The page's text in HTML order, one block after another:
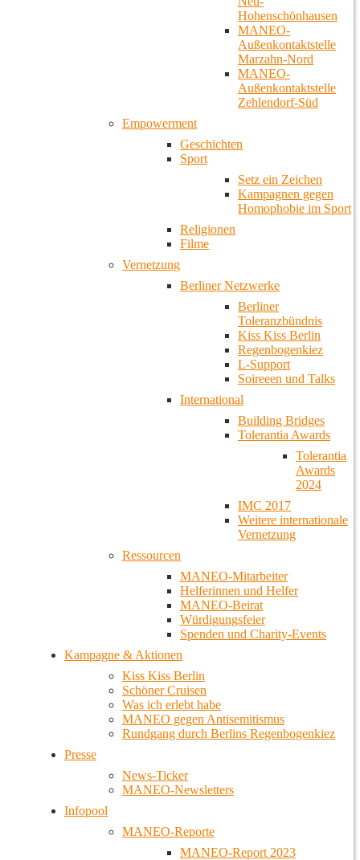
Hohenschönhausen
MANEO-
Außenkontaktstelle
Marzahn-Nord
MANEO-
Außenkontaktstelle
Zehlendorf-Süd
Empowerment
Geschichten
Sport
Setz ein Zeichen
Kampagnen gegen
Homophobie im Sport
Religionen
Filme
Vernetzung
Berliner Netzwerke
Berliner
Toleranzbündnis
Kiss Kiss Berlin
Regenbogenkiez
L-Support
Soireeen und Talks
International
Building Bridges
Tolerantia Awards
Tolerantia
Awards
2024
IMC 2017
Weitere internationale
Vernetzung
Ressourcen
MANEO-Mitarbeiter
Helferinnen und Helfer
MANEO-Beirat
Würdigungsfeier
Spenden und Charity-Events
Kampagne & Aktionen
Kiss Kiss Berlin
Schöner Cruisen
Was ich erlebt habe
MANEO gegen Antisemitismus
Rundgang durch Berlins Regenbogenkiez
Presse
News-Ticker
MANEO-Newsletters
Infopool
MANEO-Reporte
MANEO-Report 2023